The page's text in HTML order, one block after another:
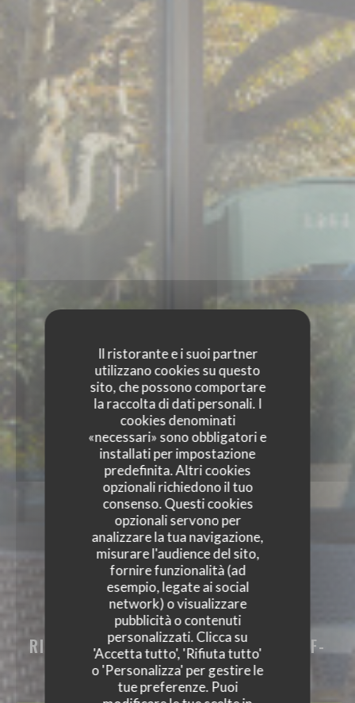
Il ristorante e i suoi partner
utilizzano cookies su questo
sito, che possono comportare
la raccolta di dati personali. I
cookies denominati
«necessari» sono obbligatori e
installati per impostazione
predefinita. Altri cookies
opzionali richiedono il tuo
consenso. Questi cookies
opzionali servono per
analizzare la tua navigazione,
misurare l'audience del sito,
fornire funzionalità (ad
esempio, legate ai social
network) o visualizzare
pubblicità o contenuti
personalizzati. Clicca su
'Accetta tutto', 'Rifiuta tutto'
o 'Personalizza' per gestire le
tue preferenze. Puoi
LE CAPRICCIO
RISTORANTE PIZZERIA|CHÂTEAUNEUF-
GRASSE